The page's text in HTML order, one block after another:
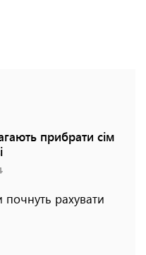
прибрати сім
рахувати